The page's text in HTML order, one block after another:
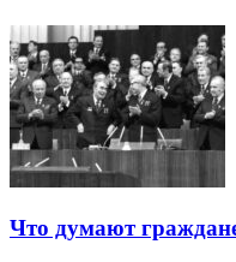
Что думают